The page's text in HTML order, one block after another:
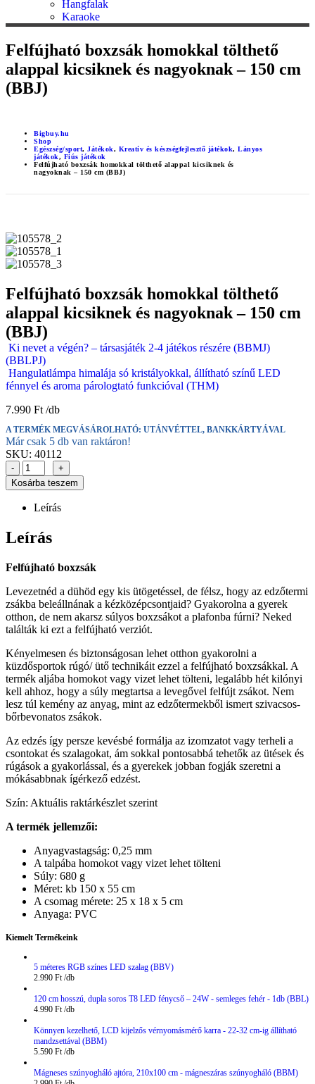
Hangfalak
Karaoke
Felfújható boxzsák homokkal tölthető
alappal kicsiknek és nagyoknak – 150 cm
(BBJ)
Bigbuy.hu
Shop
Egészség/sport, Játékok, Kreatív és készségfejlesztő játékok, Lányos
játékok, Fiús játékok
Felfújható boxzsák homokkal tölthető alappal kicsiknek és
nagyoknak – 150 cm (BBJ)
Felfújható boxzsák homokkal tölthető
alappal kicsiknek és nagyoknak – 150 cm
(BBJ)
Ki nevet a végén? – társasjáték 2-4 játékos részére (BBMJ)
(BBLPJ)
Hangulatlámpa himalája só kristályokkal, állítható színű LED
fénnyel és aroma párologtató funkcióval (THM)
7.990 Ft
A TERMÉK MEGVÁSÁROLHATÓ: UTÁNVÉTTEL, BANKKÁRTYÁVAL
Már csak 5 db van raktáron!
SKU: 40112
-
+
Kosárba teszem
Leírás
Leírás
Felfújható boxzsák
Levezetnéd a dühöd egy kis ütögetéssel, de félsz, hogy az edzőtermi
zsákba beleállnának a kézközépcsontjaid? Gyakorolna a gyerek
otthon, de nem akarsz súlyos boxzsákot a plafonba fúrni? Neked
találták ki ezt a felfújható verziót.
Kényelmesen és biztonságosan lehet otthon gyakorolni a
küzdősportok rúgó/ ütő technikáit ezzel a felfújható boxzsákkal. A
termék aljába homokot vagy vizet lehet tölteni, legalább hét kilónyi
kell ahhoz, hogy a súly megtartsa a levegővel felfújt zsákot. Nem
lesz túl kemény az anyag, mint az edzőtermekből ismert szivacsos-
bőrbevonatos zsákok.
Az edzés így persze kevésbé formálja az izomzatot vagy terheli a
csontokat és szalagokat, ám sokkal pontosabbá tehetők az ütések és
rúgások a gyakorlással, és a gyerekek jobban fogják szeretni a
mókásabbnak ígérkező edzést.
Szín: Aktuális raktárkészlet szerint
A termék jellemzői:
Anyagvastagság: 0,25 mm
A talpába homokot vagy vizet lehet tölteni
Súly: 680 g
Méret: kb 150 x 55 cm
A csomag mérete: 25 x 18 x 5 cm
Anyaga: PVC
Kiemelt Termékeink
5 méteres RGB színes LED szalag (BBV)
2.990 Ft
120 cm hosszú, dupla soros T8 LED fénycső – 24W - semleges fehér - 1db (BBL)
4.990 Ft
Könnyen kezelhető, LCD kijelzős vérnyomásmérő karra - 22-32 cm-ig állítható
mandzsettával (BBM)
5.590 Ft
Mágneses szúnyogháló ajtóra, 210x100 cm - mágneszáras szúnyogháló (BBM)